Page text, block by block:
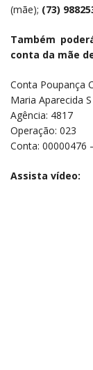
(mãe); (73)
Também
conta da mãe
Conta Poupança
Maria Aparecida
Agência: 4817
Operação: 023
Conta: 00000476
Assista vídeo: